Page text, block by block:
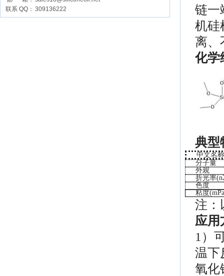
联系 QQ： 309136222
链一
机硅
离、
化学
典型
中文名称
分子量
外观
折光率
色度
粘度
注：
应用
1）
温下
氧化